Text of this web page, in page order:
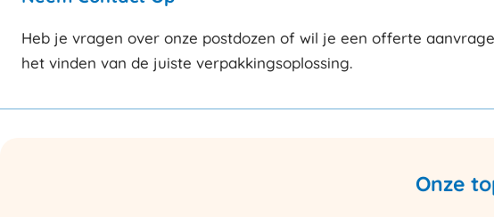
Heb je vragen over onze postdozen of wil je een offerte
het vinden van de juiste verpakkingsoplossing.
Onze